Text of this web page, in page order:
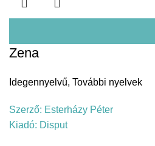
Zena
Idegennyelvű, További nyelvek
Szerző: Esterházy Péter
Kiadó: Disput